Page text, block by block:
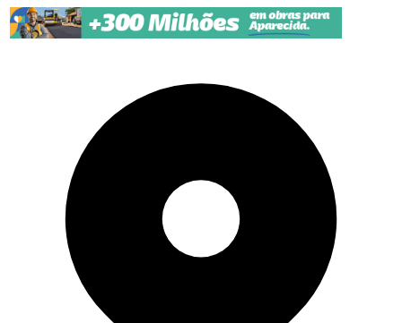
Pular para o conteúdo